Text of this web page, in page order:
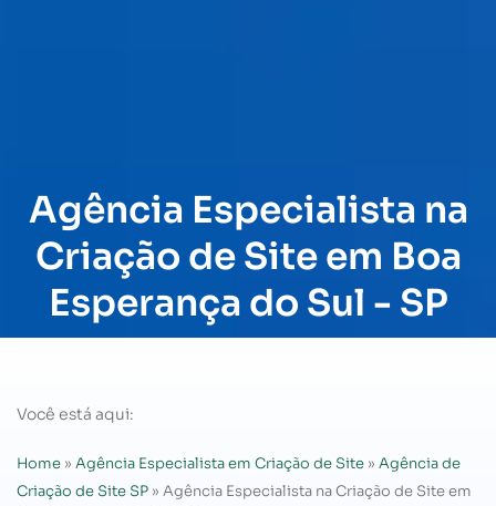
Agência Especialista na
Criação de Site em Boa
Esperança do Sul - SP
Você está aqui:
Home » Agência Especialista em Criação de Site » Agência de
Criação de Site SP » Agência Especialista na Criação de Site em